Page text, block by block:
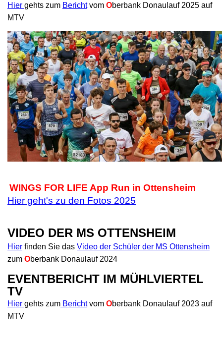
Hier gehts zum Berichtvom Oberbank Donaulauf 2025 auf
MTV
WINGS FOR LIFE App Run in Ottensheim
Hier geht's zu den Fotos 2025
VIDEO DER MS OTTENSHEIM
Hier finden Sie das Video der Schüler der MS Ottensheim
zum Oberbank Donaulauf 2024
EVENTBERICHT IM MÜHLVIERTEL
TV
Hier gehts zum Berichtvom Oberbank Donaulauf 2023 auf
MTV